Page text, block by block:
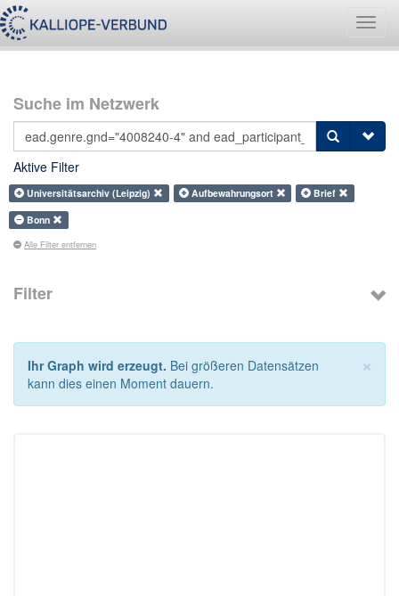
Suche im Netzwerk
Aktive Filter
Universitätsarchiv (Leipzig) Aufbewahrungsort
Brief
Bonn
Alle Filter entfernen
Filter
×
Ihr Graph wird erzeugt. Bei größeren Datensätzen
kann dies einen Moment dauern.